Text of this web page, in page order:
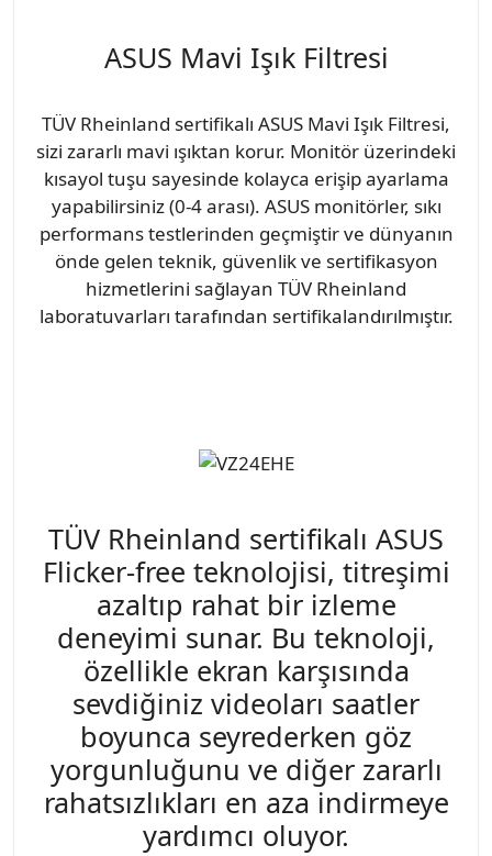
ASUS Mavi Işık Filtresi
TÜV Rheinland sertifikalı ASUS Mavi Işık Filtresi,
sizi zararlı mavi ışıktan korur. Monitör üzerindeki
kısayol tuşu sayesinde kolayca erişip ayarlama
yapabilirsiniz (0-4 arası). ASUS monitörler, sıkı
performans testlerinden geçmiştir ve dünyanın
önde gelen teknik, güvenlik ve sertifikasyon
hizmetlerini sağlayan TÜV Rheinland
laboratuvarları tarafından sertifikalandırılmıştır.
TÜV Rheinland sertifikalı ASUS
Flicker-free teknolojisi, titreşimi
azaltıp rahat bir izleme
deneyimi sunar. Bu teknoloji,
özellikle ekran karşısında
sevdiğiniz videoları saatler
boyunca seyrederken göz
yorgunluğunu ve diğer zararlı
rahatsızlıkları en aza indirmeye
yardımcı oluyor.